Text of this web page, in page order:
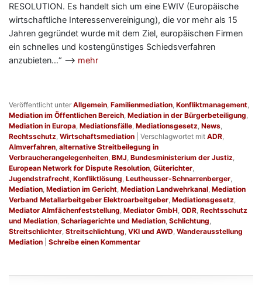
RESOLUTION. Es handelt sich um eine EWIV (Europäische
wirtschaftliche Interessenvereinigung), die vor mehr als 15
Jahren gegründet wurde mit dem Ziel, europäischen Firmen
ein schnelles und kostengünstiges Schiedsverfahren
anzubieten…“ —> mehr
Veröffentlicht unter Allgemein Familienmediation Konfliktmanagement
Mediation im Öffentlichen Bereich Mediation in der Bürgerbeteiligung
Mediation in Europa Mediationsfälle Mediationsgesetz News
Rechtsschutz Wirtschaftsmediation Verschlagwortet mit ADR
Almverfahren alternative Streitbeilegung in
Verbraucherangelegenheiten BMJ Bundesministerium der Justiz
European Network for Dispute Resolution Güterichter
Jugendstrafrecht Konfliktlösung Leutheusser-Schnarrenberger
Mediation Mediation im Gericht Mediation Landwehrkanal Mediation
Verband Metallarbeitgeber Elektroarbeitgeber Mediationsgesetz
Mediator Almfächenfeststellung Mediator GmbH ODR Rechtsschutz
und Mediation Schariagerichte und Mediation Schlichtung
Streitschlichter Streitschlichtung VKI und AWD Wanderausstellung
Mediation
Schreibe einen Kommentar